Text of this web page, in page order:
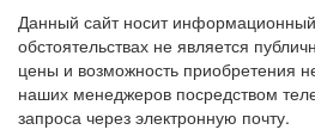
Данный сайт носит
обстоятельствах не является
цены и возможность приобретения
наших менеджеров посредством
запроса через электронную почту.